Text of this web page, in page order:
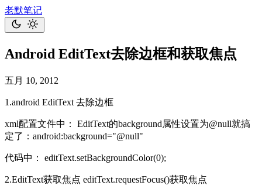
老默笔记
Android EditText去除边框和获取焦点
五月 10, 2012
1.android EditText 去除边框
xml配置文件中： EditText的background属性设置为@null就搞
定了：android:background="@null"
代码中： editText.setBackgroundColor(0);
2.EditText获取焦点 editText.requestFocus()获取焦点